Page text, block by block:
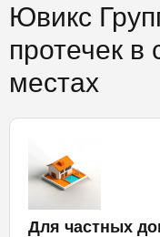
Ювикс
протечек
местах
Для частных